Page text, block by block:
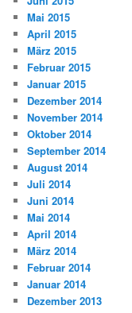
Mai 2015
April 2015
März 2015
Februar 2015
Januar 2015
Dezember 2014
November 2014
Oktober 2014
September 2014
August 2014
Juli 2014
Juni 2014
Mai 2014
April 2014
März 2014
Februar 2014
Januar 2014
Dezember 2013